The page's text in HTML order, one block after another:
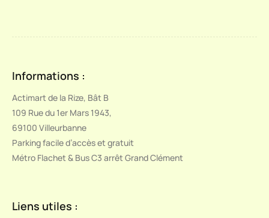
Informations :
Actimart de la Rize, Bât B
109 Rue du 1er Mars 1943,
69100 Villeurbanne
Parking facile d’accès et gratuit
Métro Flachet & Bus C3 arrêt Grand Clément
Liens utiles :